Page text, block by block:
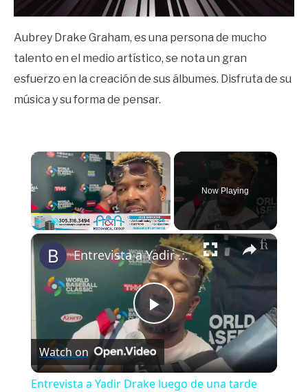
Aubrey Drake Graham, es una persona de mucho
talento en el medio artístico, se nota un gran
esfuerzo en la creación de sus álbumes. Disfruta de su
música y su forma de pensar.
×
Fullscreen
Now Playing
×
Play
Video
Entrevista a Yadir Drake luego de una tarde perfecta en World Baseball Classic
Watch on
Entrevista a Yadir Drake luego de una tarde